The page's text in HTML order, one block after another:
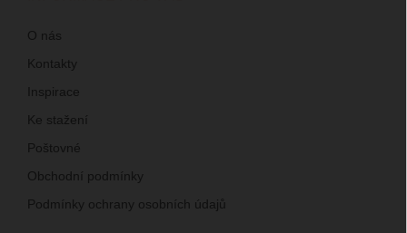
O nás
Kontakty
Inspirace
Ke stažení
Poštovné
Obchodní podmínky
Podmínky ochrany osobních údajů